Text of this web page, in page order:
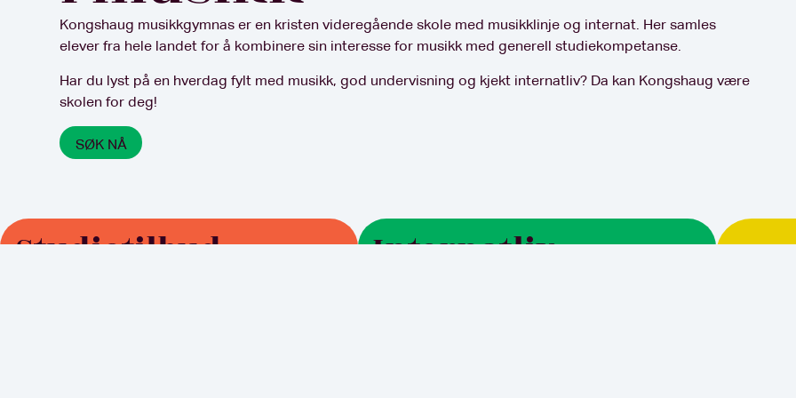
Kongshaug musikkgymnas er en kristen videregående skole med musikklinje og internat. Her samles
elever fra hele landet for å kombinere sin interesse for musikk med generell studiekompetanse. ​
Har du lyst på en hverdag fylt med musikk, god undervisning og kjekt internatliv? Da kan Kongshaug være
skolen for deg! ​
SØK NÅ
Studietilbud Internatliv